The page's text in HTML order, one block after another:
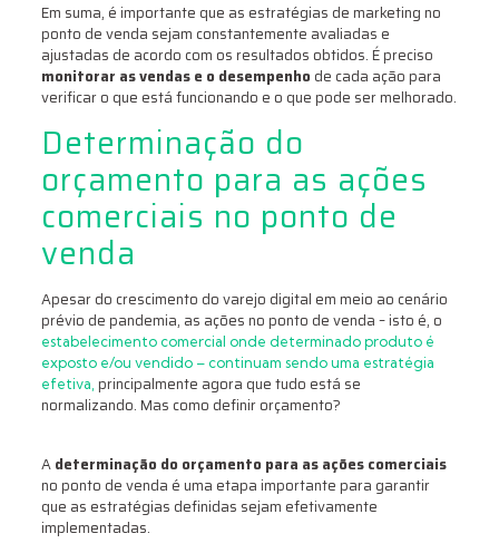
Em suma, é importante que as estratégias de marketing no
ponto de venda sejam constantemente avaliadas e
ajustadas de acordo com os resultados obtidos. É preciso
monitorar as vendas e o desempenho de cada ação para
verificar o que está funcionando e o que pode ser melhorado.
Determinação do
orçamento para as ações
comerciais no ponto de
venda
Apesar do crescimento do varejo digital em meio ao cenário
prévio de pandemia, as ações no ponto de venda – isto é, o
estabelecimento comercial onde determinado produto é
exposto e/ou vendido – continuam sendo uma estratégia
efetiva, principalmente agora que tudo está se
normalizando. Mas como definir orçamento?
Adeterminação do orçamento para as ações comerciais
no ponto de venda é uma etapa importante para garantir
que as estratégias definidas sejam efetivamente
implementadas.